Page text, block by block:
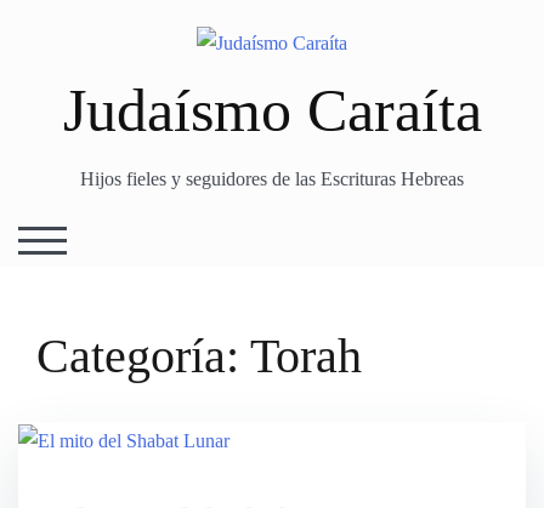
Judaísmo Caraíta
Hijos fieles y seguidores de las Escrituras Hebreas
TOGGLE MOBILE MENU
Categoría: Torah